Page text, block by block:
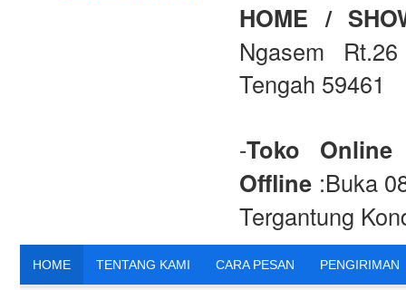
HOME /
Ngasem
Tengah 59461
-Toko Online
Offline :Buka
Tergantung
HOME TENTANG KAMI CARA PESAN PENGIRIMAN